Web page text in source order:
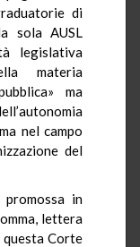
di
sola AUSL
legislativa
materia
ma
nel campo
del
promossa in
lettera
questa Corte